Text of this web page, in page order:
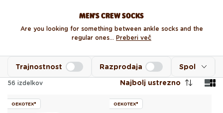
MEN'S CREW SOCKS
Are you looking for something between ankle socks and the
regular ones... Preberi več
Spol
Trajnostnost Razprodaja
56 izdelkov Najbolj ustrezno
OEKOTEX® OEKOTEX®